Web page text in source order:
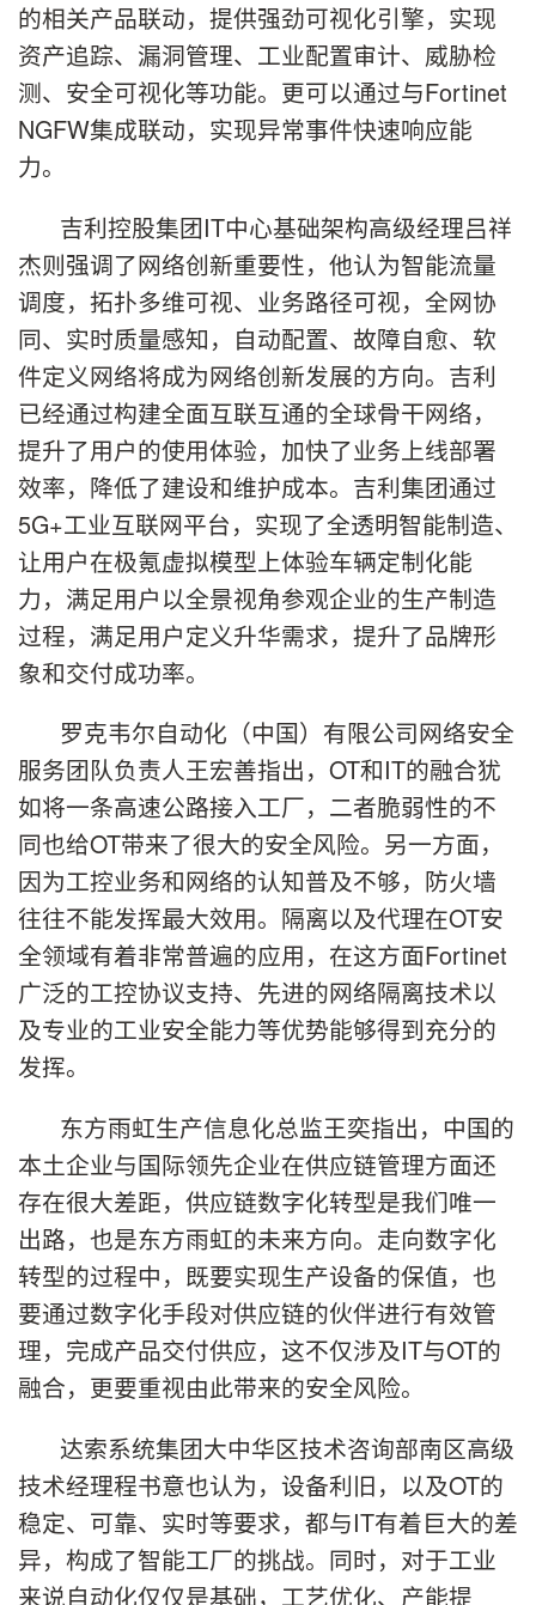
的相关产品联动，提供强劲可视化引擎，实现
资产追踪、漏洞管理、工业配置审计、威胁检
测、安全可视化等功能。更可以通过与Fortinet
NGFW集成联动，实现异常事件快速响应能
力。
吉利控股集团IT中心基础架构高级经理吕祥
杰则强调了网络创新重要性，他认为智能流量
调度，拓扑多维可视、业务路径可视，全网协
同、实时质量感知，自动配置、故障自愈、软
件定义网络将成为网络创新发展的方向。吉利
已经通过构建全面互联互通的全球骨干网络，
提升了用户的使用体验，加快了业务上线部署
效率，降低了建设和维护成本。吉利集团通过
5G+工业互联网平台，实现了全透明智能制造、
让用户在极氪虚拟模型上体验车辆定制化能
力，满足用户以全景视角参观企业的生产制造
过程，满足用户定义升华需求，提升了品牌形
象和交付成功率。
罗克韦尔自动化（中国）有限公司网络安全
服务团队负责人王宏善指出，OT和IT的融合犹
如将一条高速公路接入工厂，二者脆弱性的不
同也给OT带来了很大的安全风险。另一方面，
因为工控业务和网络的认知普及不够，防火墙
往往不能发挥最大效用。隔离以及代理在OT安
全领域有着非常普遍的应用，在这方面Fortinet
广泛的工控协议支持、先进的网络隔离技术以
及专业的工业安全能力等优势能够得到充分的
发挥。
东方雨虹生产信息化总监王奕指出，中国的
本土企业与国际领先企业在供应链管理方面还
存在很大差距，供应链数字化转型是我们唯一
出路，也是东方雨虹的未来方向。走向数字化
转型的过程中，既要实现生产设备的保值，也
要通过数字化手段对供应链的伙伴进行有效管
理，完成产品交付供应，这不仅涉及IT与OT的
融合，更要重视由此带来的安全风险。
达索系统集团大中华区技术咨询部南区高级
技术经理程书意也认为，设备利旧，以及OT的
稳定、可靠、实时等要求，都与IT有着巨大的差
异，构成了智能工厂的挑战。同时，对于工业
来说自动化仅仅是基础，工艺优化、产能提